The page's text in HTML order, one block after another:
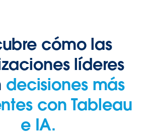
cómo las
líderes
decisiones más
con Tableau
e IA.